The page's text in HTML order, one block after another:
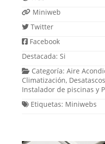
Miniweb
Twitter
Facebook
Destacada:Si
Categoría:Aire
Climatización, Desatascos
Instalador de piscinas y
Etiquetas: Miniwebs